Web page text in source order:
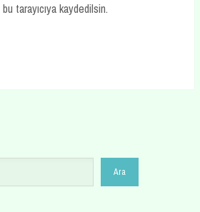
tarayıcıya kaydedilsin.
Ara